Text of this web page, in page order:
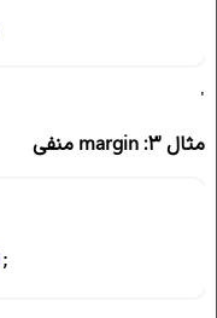
'
مثال ۳: margin منفی
;